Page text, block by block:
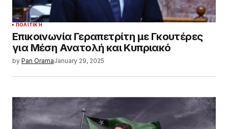
ΠΟΛΙΤΙΚΉ
Επικοινωνία Γεραπετρίτη με Γκουτέρες
για Μέση Ανατολή και Κυπριακό
by Pan OramaJanuary 29, 2025